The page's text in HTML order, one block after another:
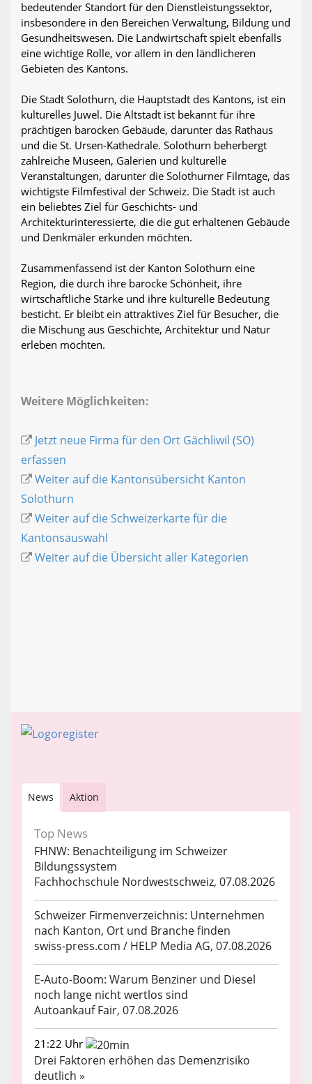
bedeutender Standort für den Dienstleistungssektor,
insbesondere in den Bereichen Verwaltung, Bildung und
Gesundheitswesen. Die Landwirtschaft spielt ebenfalls
eine wichtige Rolle, vor allem in den ländlicheren
Gebieten des Kantons.
Die Stadt Solothurn, die Hauptstadt des Kantons, ist ein
kulturelles Juwel. Die Altstadt ist bekannt für ihre
prächtigen barocken Gebäude, darunter das Rathaus
und die St. Ursen-Kathedrale. Solothurn beherbergt
zahlreiche Museen, Galerien und kulturelle
Veranstaltungen, darunter die Solothurner Filmtage, das
wichtigste Filmfestival der Schweiz. Die Stadt ist auch
ein beliebtes Ziel für Geschichts- und
Architekturinteressierte, die die gut erhaltenen Gebäude
und Denkmäler erkunden möchten.
Zusammenfassend ist der Kanton Solothurn eine
Region, die durch ihre barocke Schönheit, ihre
wirtschaftliche Stärke und ihre kulturelle Bedeutung
besticht. Er bleibt ein attraktives Ziel für Besucher, die
die Mischung aus Geschichte, Architektur und Natur
erleben möchten.
Weitere Möglichkeiten:
Jetzt neue Firma für den Ort Gächliwil (SO)
erfassen
Weiter auf die Kantonsübersicht Kanton
Solothurn
Weiter auf die Schweizerkarte für die
Kantonsauswahl
Weiter auf die Übersicht aller Kategorien
News Aktion
Top News
FHNW: Benachteiligung im Schweizer
Bildungssystem
Fachhochschule Nordwestschweiz, 07.08.2026
Schweizer Firmenverzeichnis: Unternehmen
nach Kanton, Ort und Branche finden
swiss-press.com / HELP Media AG, 07.08.2026
E-Auto-Boom: Warum Benziner und Diesel
noch lange nicht wertlos sind
Autoankauf Fair, 07.08.2026
21:22 Uhr
Drei Faktoren erhöhen das Demenzrisiko
deutlich »